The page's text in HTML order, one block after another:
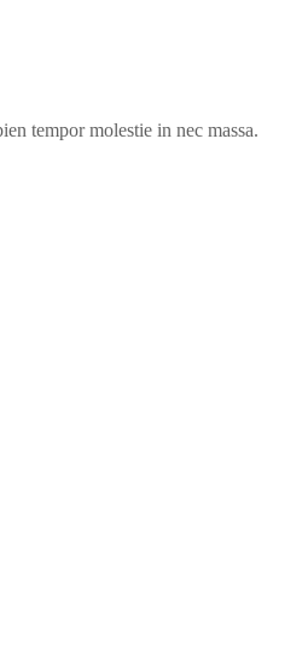
tempor molestie in nec massa.